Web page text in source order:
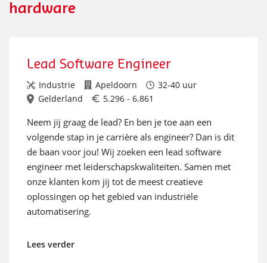
hardware
Lead Software Engineer
Industrie Apeldoorn
32-40 uur
Gelderland
5.296 - 6.861
Neem jij graag de lead? En ben je toe aan een
volgende stap in je carrière als engineer? Dan is dit
de baan voor jou! Wij zoeken een lead software
engineer met leiderschapskwaliteiten. Samen met
onze klanten kom jij tot de meest creatieve
oplossingen op het gebied van industriële
automatisering.
Lees verder